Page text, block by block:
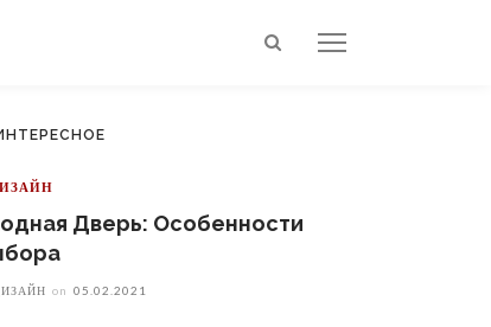
Дверь: Особенности
on 05.02.2021